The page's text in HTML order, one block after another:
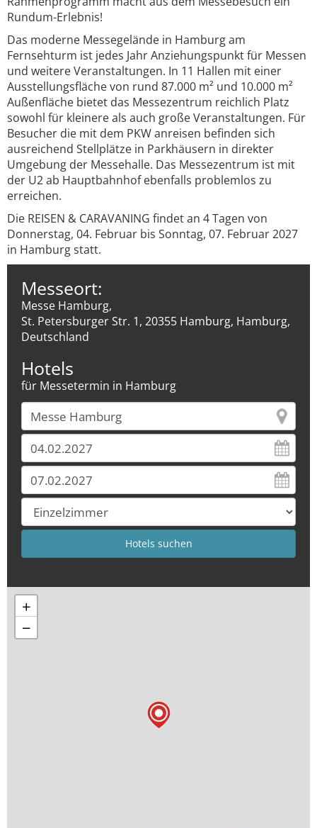
Rundum-Erlebnis!
Das moderne Messegelände in Hamburg am
Fernsehturm ist jedes Jahr Anziehungspunkt für Messen
und weitere Veranstaltungen. In 11 Hallen mit einer
Ausstellungsfläche von rund 87.000 m² und 10.000 m²
Außenfläche bietet das Messezentrum reichlich Platz
sowohl für kleinere als auch große Veranstaltungen. Für
Besucher die mit dem PKW anreisen befinden sich
ausreichend Stellplätze in Parkhäusern in direkter
Umgebung der Messehalle. Das Messezentrum ist mit
der U2 ab Hauptbahnhof ebenfalls problemlos zu
erreichen.
Die REISEN & CARAVANING findet an 4 Tagen von
Donnerstag, 04. Februar bis Sonntag, 07. Februar 2027
in Hamburg statt.
Messeort:
Messe Hamburg,
St. Petersburger Str. 1, 20355 Hamburg, Hamburg,
Deutschland
Hotels
für Messetermin in Hamburg
+
−